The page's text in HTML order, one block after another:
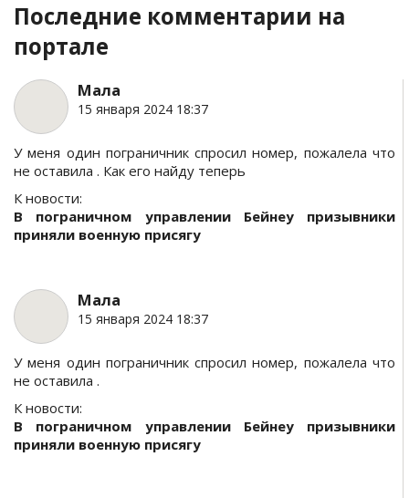
Последние комментарии на
портале
Мала
15 января 2024 18:37
У меня один пограничник спросил номер, пожалела что
не оставила . Как его найду теперь
К новости:
В пограничном управлении Бейнеу призывники
приняли военную присягу
Мала
15 января 2024 18:37
У меня один пограничник спросил номер, пожалела что
не оставила .
К новости:
В пограничном управлении Бейнеу призывники
приняли военную присягу